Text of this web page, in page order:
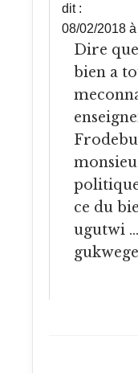
dit :
08/02/2018
Dire que Ndadaye voulait du
bien a
ce du
ugutwi